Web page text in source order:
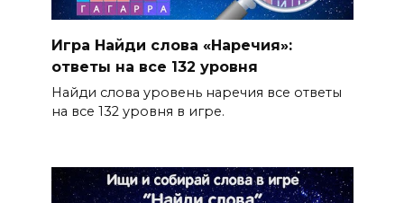
Игра Найди слова «Наречия»:
ответы на все 132 уровня
Найди слова уровень наречия все ответы
на все 132 уровня в игре.